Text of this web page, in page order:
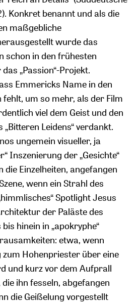
Konkret benannt und als die
maßgebliche
wurde das
schon in den frühesten
„Passion“-Projekt.
Emmericks Name in den
um so mehr, als der Film
viel dem Geist und den
„Bitteren Leidens“ verdankt.
ungemein visueller, ja
Inszenierung der „Gesichte“
Einzelheiten, angefangen
wenn ein Strahl des
Spotlight Jesus
der Paläste des
hinein in „apokryphe“
etwa, wenn
Hohenpriester über eine
und kurz vor dem Aufprall
ihn fesseln, abgefangen
die Geißelung vorgestellt